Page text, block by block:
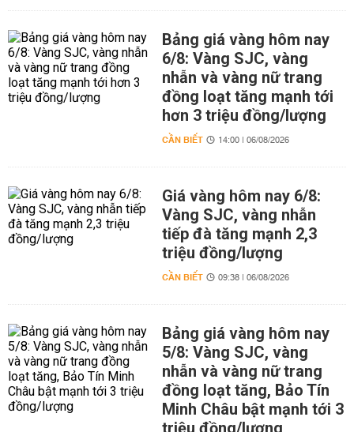
Bảng giá vàng hôm nay
6/8: Vàng SJC, vàng
nhẫn và vàng nữ trang
đồng loạt tăng mạnh tới
hơn 3 triệu đồng/lượng
CẦN BIẾT 14:00 | 06/08/2026
Giá vàng hôm nay 6/8:
Vàng SJC, vàng nhẫn
tiếp đà tăng mạnh 2,3
triệu đồng/lượng
CẦN BIẾT 09:38 | 06/08/2026
Bảng giá vàng hôm nay
5/8: Vàng SJC, vàng
nhẫn và vàng nữ trang
đồng loạt tăng, Bảo Tín
Minh Châu bật mạnh tới 3
triệu đồng/lượng